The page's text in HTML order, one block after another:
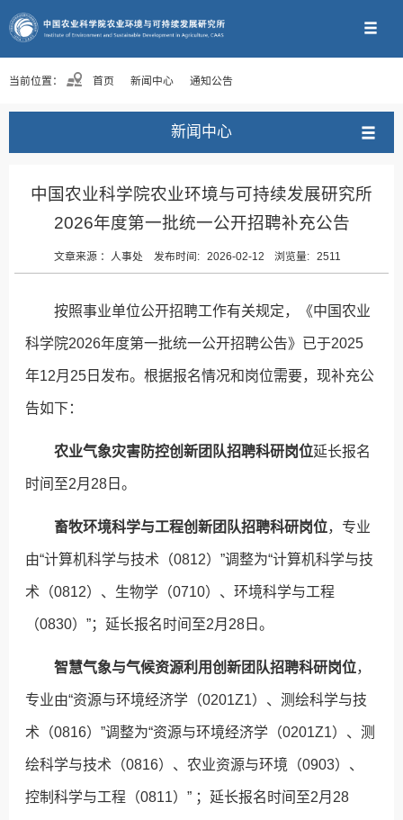
当前位置： 首页 新闻中心 通知公告
新闻中心
中国农业科学院农业环境与可持续发展研究所
2026年度第一批统一公开招聘补充公告
文章来源 ： 人事处 发布时间: 2026-02-12 浏览量: 2511
按照事业单位公开招聘工作有关规定，《中国农业
科学院2026年度第一批统一公开招聘公告》已于2025
年12月25日发布。根据报名情况和岗位需要，现补充公
告如下：
农业气象灾害防控创新团队招聘科研岗位延长报名
时间至2月28日。
畜牧环境科学与工程创新团队招聘科研岗位，专业
由“计算机科学与技术（0812）”调整为“计算机科学与技
术（0812）、生物学（0710）、环境科学与工程
（0830）”；延长报名时间至2月28日。
智慧气象与气候资源利用创新团队招聘科研岗位，
专业由“资源与环境经济学（0201Z1）、测绘科学与技
术（0816）”调整为“资源与环境经济学（0201Z1）、测
绘科学与技术（0816）、农业资源与环境（0903）、
控制科学与工程（0811）” ；延长报名时间至2月28